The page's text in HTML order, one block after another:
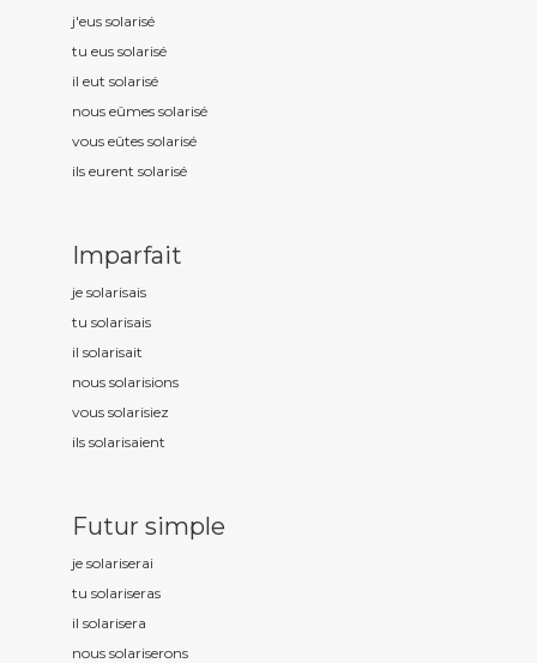
j'eus solarisé
tu eus solarisé
il eut solarisé
nous eûmes solarisé
vous eûtes solarisé
ils eurent solarisé
Imparfait
je solarisais
tu solarisais
il solarisait
nous solarisions
vous solarisiez
ils solarisaient
Futur simple
je solariserai
tu solariseras
il solarisera
nous solariserons